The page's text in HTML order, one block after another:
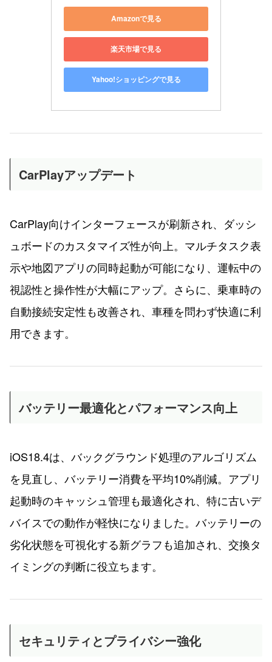
Amazonで見る
楽天市場で見る
Yahoo!ショッピングで見る
CarPlayアップデート
CarPlay向けインターフェースが刷新され、ダッシ
ュボードのカスタマイズ性が向上。マルチタスク表
示や地図アプリの同時起動が可能になり、運転中の
視認性と操作性が大幅にアップ。さらに、乗車時の
自動接続安定性も改善され、車種を問わず快適に利
用できます。
バッテリー最適化とパフォーマンス向上
iOS18.4は、バックグラウンド処理のアルゴリズム
を見直し、バッテリー消費を平均10%削減。アプリ
起動時のキャッシュ管理も最適化され、特に古いデ
バイスでの動作が軽快になりました。バッテリーの
劣化状態を可視化する新グラフも追加され、交換タ
イミングの判断に役立ちます。
セキュリティとプライバシー強化